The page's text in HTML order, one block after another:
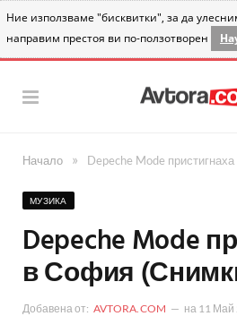
Ние използваме "бисквитки", за да
направим престоя ви по-ползотворен
Начало » Depeche Mode
МУЗИКА
Depeche Mode
в София
Добавена от: AVTORA.COM на 11 Май